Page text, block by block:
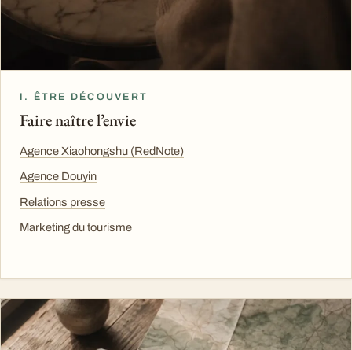
I. ÊTRE DÉCOUVERT
Faire naître l’envie
Agence Xiaohongshu (RedNote)
Agence Douyin
Relations presse
Marketing du tourisme